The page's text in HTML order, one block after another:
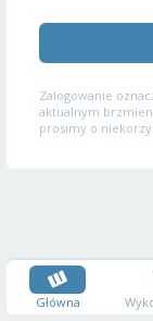
Zalogowanie
aktualnym
prosimy o
Główna